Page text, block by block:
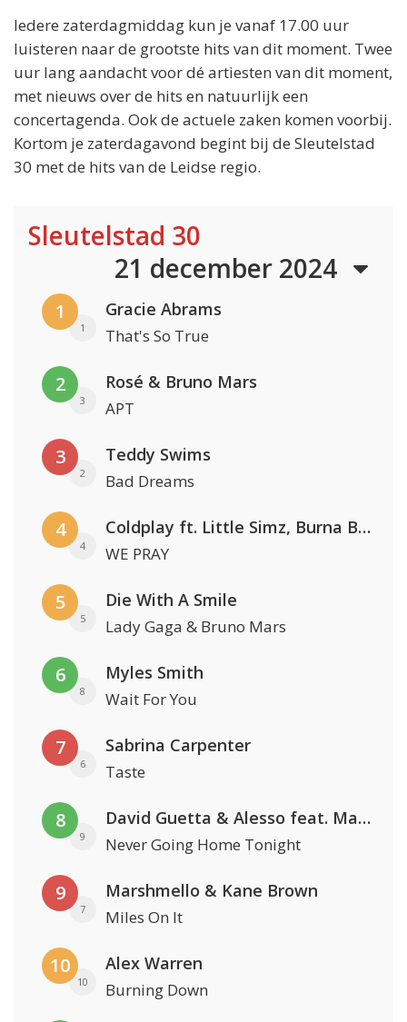
Iedere zaterdagmiddag kun je vanaf 17.00 uur
luisteren naar de grootste hits van dit moment. Twee
uur lang aandacht voor dé artiesten van dit moment,
met nieuws over de hits en natuurlijk een
concertagenda. Ook de actuele zaken komen voorbij.
Kortom je zaterdagavond begint bij de Sleutelstad
30 met de hits van de Leidse regio.
Sleutelstad 30
21 december 2024
1
1
Gracie Abrams
That's So True
2
3
Rosé & Bruno Mars
APT
3
2
Teddy Swims
Bad Dreams
4
4
Coldplay ft. Little Simz, Burna Boy, Elyanna & Tini
WE PRAY
5
5
Die With A Smile
Lady Gaga & Bruno Mars
6
8
Myles Smith
Wait For You
7
6
Sabrina Carpenter
Taste
8
9
David Guetta & Alesso feat. Madison Love
Never Going Home Tonight
9
7
Marshmello & Kane Brown
Miles On It
10
10
Alex Warren
Burning Down